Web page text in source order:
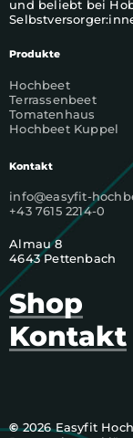
und beliebt bei
Produkte
Hochbeet
Terrassenbeet
Tomatenhaus
Hochbeet Kuppel
Kontakt
info@easyfit-
+43 7615 2214-0
Almau 8
4643 Pettenbach
Shop
Kontakt
©2026Easyfit